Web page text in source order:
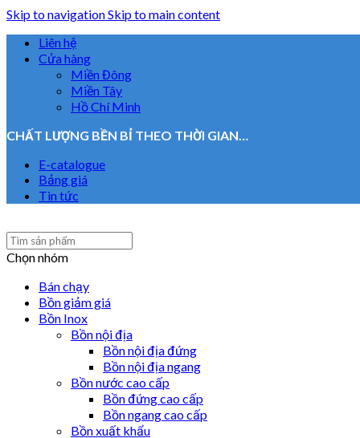
Skip to navigationSkip to main content
Liên hệ
Cửa hàng
Miền Đông
Miền Tây
Hồ Chí Minh
CHẤT LƯỢNG BỀN BỈ THEO THỜI GIAN…
E-catalogue
Bảng giá
Tin tức
Chọn nhóm
Bán chạy
Bồn giảm giá
Bồn Inox
Bồn nội địa
Bồn nội địa đứng
Bồn nội địa ngang
Bồn nước cao cấp
Bồn đứng cao cấp
Bồn ngang cao cấp
Bồn xuất khẩu